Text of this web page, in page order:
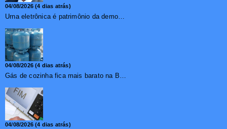
04/08/2026 (4 dias atrás)
Urna eletrônica é patrimônio da democracia, diz presidente do TSE
04/08/2026 (4 dias atrás)
Gás de cozinha fica mais barato na Bahia após redução de 7,1%
04/08/2026 (4 dias atrás)